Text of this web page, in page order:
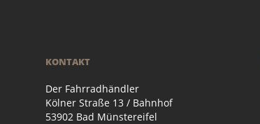
KONTAKT
Der Fahrradhändler
Kölner Straße 13 / Bahnhof
53902 Bad Münstereifel